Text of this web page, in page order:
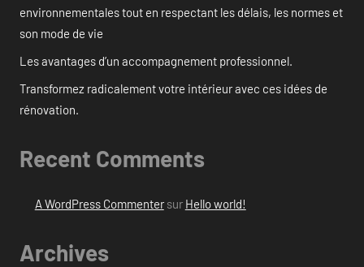
environnementales tout en respectant les délais, les normes et
son mode de vie
Les avantages d’un accompagnement professionnel.
Transformez radicalement votre intérieur avec ces idées de
rénovation.
Recent Comments
A WordPress Commentersur Hello world!
Archives